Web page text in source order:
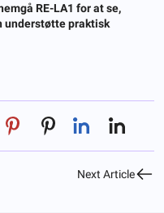
RE-LA1 for at se,
understøtte praktisk
Next Article